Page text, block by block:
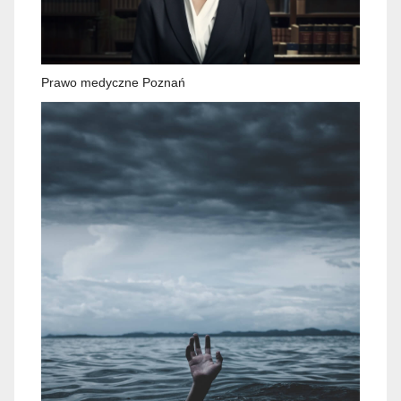
Prawo medyczne Poznań